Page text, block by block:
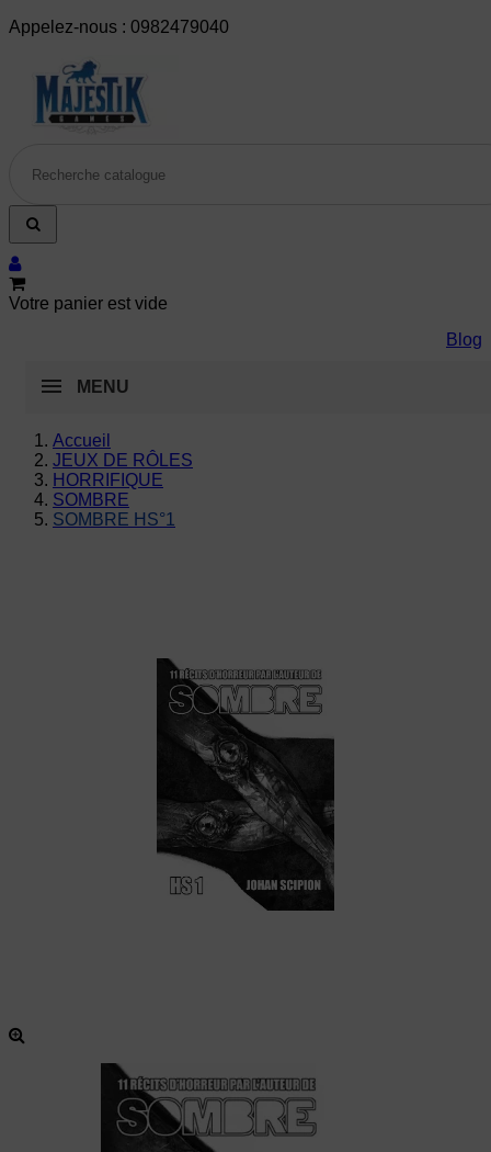
Appelez-nous : 0982479040
Votre panier est vide
Blog
MENU
Accueil
JEUX DE RÔLES
HORRIFIQUE
SOMBRE
SOMBRE HS°1